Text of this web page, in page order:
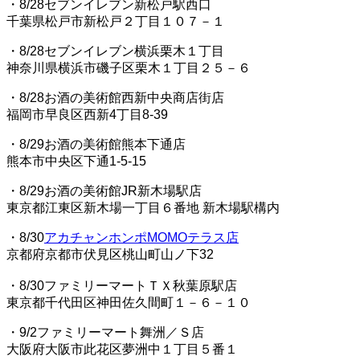
・8/28セブンイレブン新松戸駅西口
千葉県松戸市新松戸２丁目１０７－１
・8/28セブンイレブン横浜栗木１丁目
神奈川県横浜市磯子区栗木１丁目２５－６
・8/28お酒の美術館西新中央商店街店
福岡市早良区西新4丁目8-39
・8/29お酒の美術館熊本下通店
熊本市中央区下通1-5-15
・8/29お酒の美術館JR新木場駅店
東京都江東区新木場一丁目６番地 新木場駅構内
・8/30アカチャンホンポMOMOテラス店
京都府京都市伏見区桃山町山ノ下32
・8/30ファミリーマートＴＸ秋葉原駅店
東京都千代田区神田佐久間町１－６－１０
・9/2ファミリーマート舞洲／Ｓ店
大阪府大阪市此花区夢洲中１丁目５番１